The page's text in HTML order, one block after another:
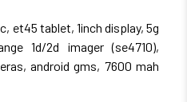
et45 tablet, 1inch display, 5g
1d/2d imager (se4710),
android gms, 7600 mah